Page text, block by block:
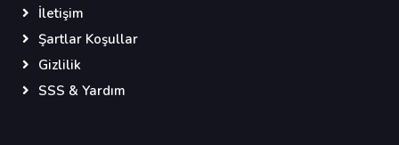
İletişim
Şartlar Koşullar
Gizlilik
SSS & Yardım